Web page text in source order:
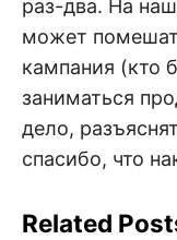
раз-два. На
может
кампания (кто
заниматься
дело,
спасибо, что
Related